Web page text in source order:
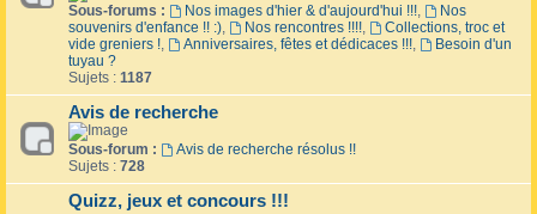
Sous-forums : Nos images d'hier & d'aujourd'hui !!!,
Nos
souvenirs d'enfance !! :), Nos rencontres !!!!,
Collections, troc et
vide greniers !, Anniversaires, fêtes et dédicaces !!!,
Besoin d'un
tuyau ?
Sujets : 1187
Avis de recherche
Sous-forum :
Avis de recherche résolus !!
Sujets : 728
Quizz, jeux et concours !!!